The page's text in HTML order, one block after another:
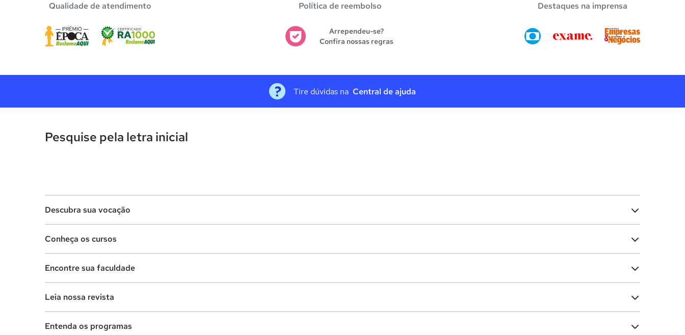
Qualidade de atendimento Política de reembolso
Arrependeu-se?
Confira nossas regras
Destaques na imprensa
Tire dúvidas na Central de ajuda
Pesquise pela letra inicial
Descubra sua vocação
Lista de profissões
Conheça os cursos
Cursos de graduação
Encontre sua faculdade
Faculdades na sua cidade
Leia nossa revista
Entenda os programas